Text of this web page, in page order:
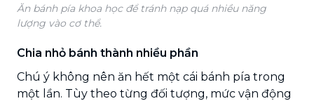
Ăn bánh pía khoa học để tránh nạp quá nhiều năng
lượng vào cơ thể.
Chia nhỏ bánh thành nhiều phần
Chú ý không nên ăn hết một cái bánh pía trong
một lần. Tùy theo từng đối tượng, mức vận động